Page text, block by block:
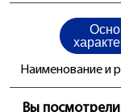
Наименование и
Вы посмотрели